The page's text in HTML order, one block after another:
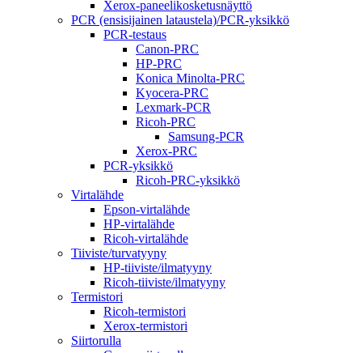
Xerox-paneelikosketusnäyttö
PCR (ensisijainen lataustela)/PCR-yksikkö
PCR-testaus
Canon-PRC
HP-PRC
Konica Minolta-PRC
Kyocera-PRC
Lexmark-PCR
Ricoh-PRC
Samsung-PCR
Xerox-PRC
PCR-yksikkö
Ricoh-PRC-yksikkö
Virtalähde
Epson-virtalähde
HP-virtalähde
Ricoh-virtalähde
Tiiviste/turvatyyny
HP-tiiviste/ilmatyyny
Ricoh-tiiviste/ilmatyyny
Termistori
Ricoh-termistori
Xerox-termistori
Siirtorulla